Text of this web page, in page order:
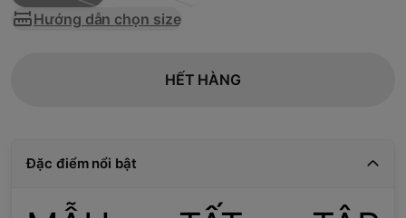
Hướng dẫn chọn size
HẾT HÀNG
Đặc điểm nổi bật